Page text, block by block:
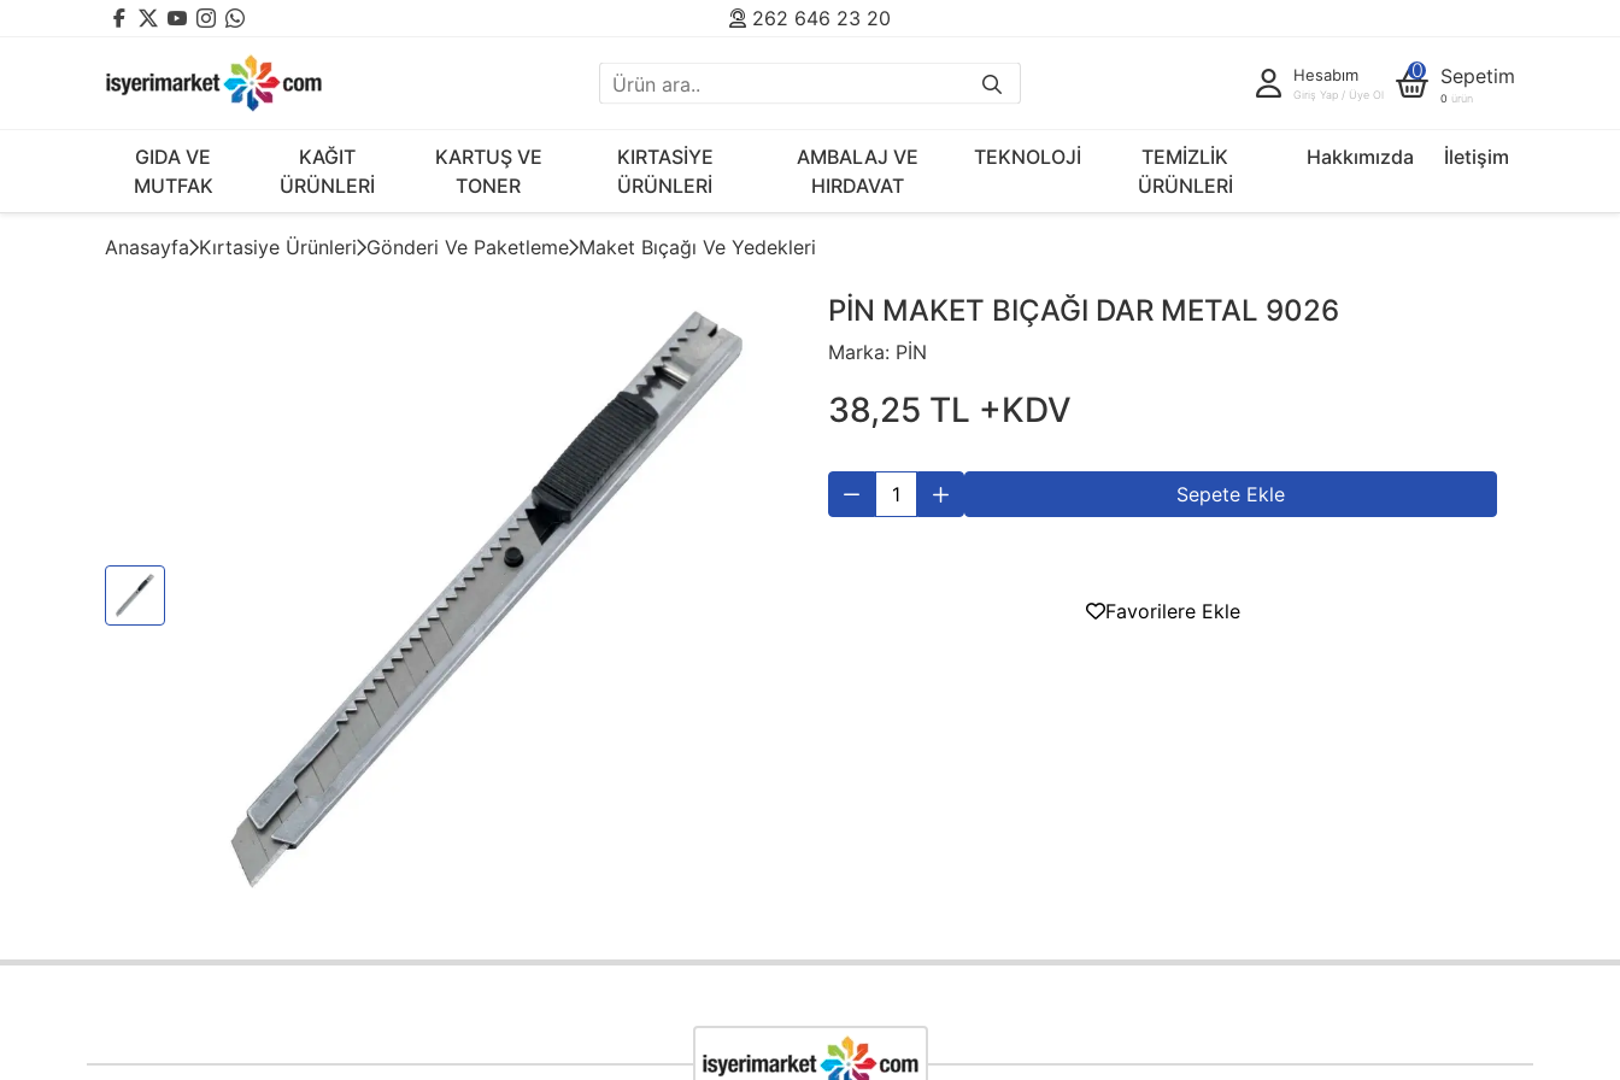
262 646 23 20
Hesabım
Giriş Yap / Üye Ol
0 Sepetim
0 ürün
GIDA VE
MUTFAK
KAĞIT
ÜRÜNLERİ
KARTUŞ VE
TONER
KIRTASİYE
ÜRÜNLERİ
AMBALAJ VE
HIRDAVAT
TEKNOLOJİ
TEMİZLİK
ÜRÜNLERİ
Hakkımızda İletişim
Anasayfa Kırtasiye Ürünleri Gönderi Ve Paketleme Maket Bıçağı Ve Yedekleri
PİN MAKET BIÇAĞI DAR METAL 9026
Marka: PİN
38,25 TL +KDV
Sepete Ekle
Favorilere Ekle